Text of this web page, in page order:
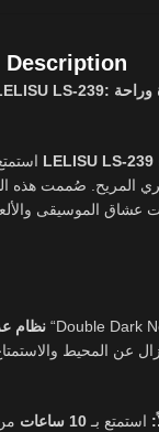
Description
LELISU LS-239
المريح. صُممت هذه
نظام
عن المحيط
استمتع بـ10 ساعات